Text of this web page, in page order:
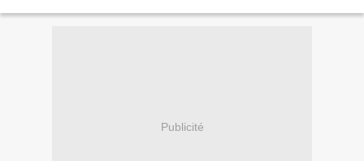
Publicité